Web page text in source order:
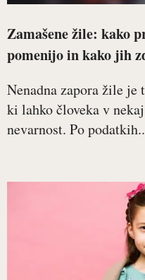
Zamašene žile: kako
pomenijo in kako jih
Nenadna zapora žile
ki lahko človeka v
nevarnost. Po